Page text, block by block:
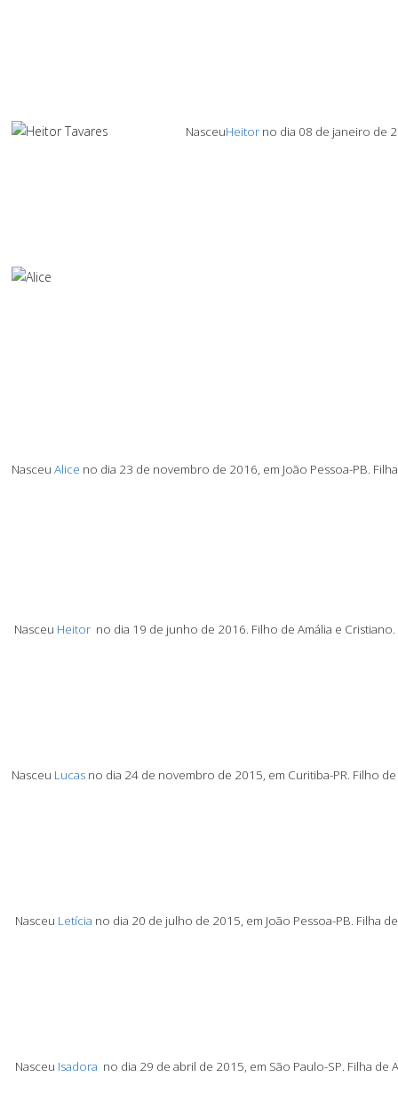
NasceuHeitor no dia 08 de janeiro de
Nasceu Alice no dia 23 de novembro de 2016, em João Pessoa-PB.
Nasceu Heitor no dia 19 de junho de 2016. Filho de Amália e Cristiano.
Nasceu Lucas no dia 24 de novembro de 2015, em Curitiba-PR. Filho
Nasceu Letícia no dia 20 de julho de 2015, em João Pessoa-PB. Filha
Nasceu Isadora no dia 29 de abril de 2015, em São Paulo-SP. Filha de